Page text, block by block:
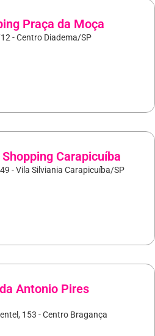
Praça da Moça
- Centro Diadema/SP
Carapicuíba
- Vila Silviania Carapicuíba/SP
Antonio Pires
153 - Centro Bragança